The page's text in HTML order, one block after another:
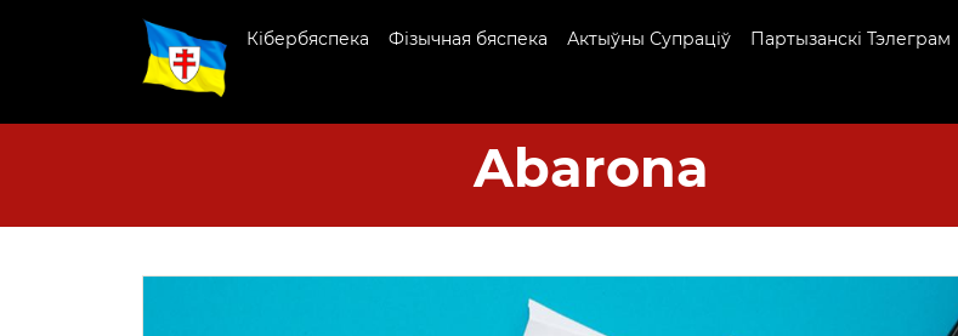
Кібербяспека Фізычная бяспека Актыўны Супраціў Партызанскі Тэлеграм
Abarona